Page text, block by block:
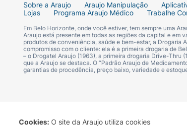
Cookies: O site da Araujo utiliza cookies
Sobre a Araujo Araujo Manipulação
Lojas
Programa Araujo Médico Trabalhe
Em Belo Horizonte, onde você estiver, tem sempre uma
Araujo está presente em todas as regiões da capital e em
produtos de conveniência, saúde e bem-estar, a Drogaria
compromisso com o cliente: ela é a primeira drogaria de
– o Drogatel Araujo (1963), a primeira drogaria Drive-Thru
que a Araujo se destaca. O “Padrão Araujo de
garantias de procedência, preço baixo, variedade e